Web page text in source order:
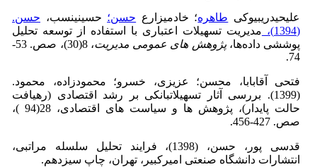
علی­حیدری­بیوکی طاهره؛ خادمی­زارع حسن؛ حسینی­نسب، حسن.
(1394)،
مدیریت تسهیلات اعتباری با استفاده از توسعه تحلیل
پوششی داده‌ها،پژوهش های عمومی مدیریت
، 8(30)، صص. 53-
74.
فتحی آقابابا، محسن؛ عزیزی، خسرو؛ محمودزاده، محمود.
(1399). بررسی آثار تسهیلات­بانکی بر رشد اقتصادی (رهیافت
حالت پایدار)، پژوهش ها و سیاست های اقتصادی، 28(94 )،
صص. 427-456.
قدسی پور، حسن، (1398)، فرایند تحلیل سلسله مراتبی،
انتشارات دانشگاه صنعتی امیرکبیر، تهران، چاپ سیزدهم.